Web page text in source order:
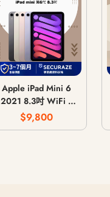
Apple iPad Mini 6
2021 8.3吋 WiFi /
LTE 行動網路 / 64G
256G
$9,800